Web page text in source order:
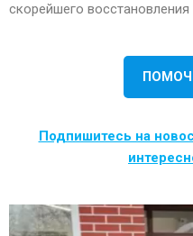
скорейшего
Подпишитесь на